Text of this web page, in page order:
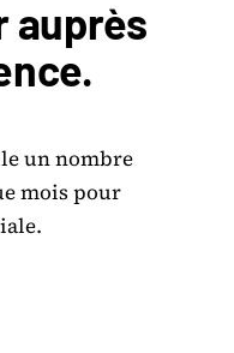
auprès
.
un nombre
mois pour